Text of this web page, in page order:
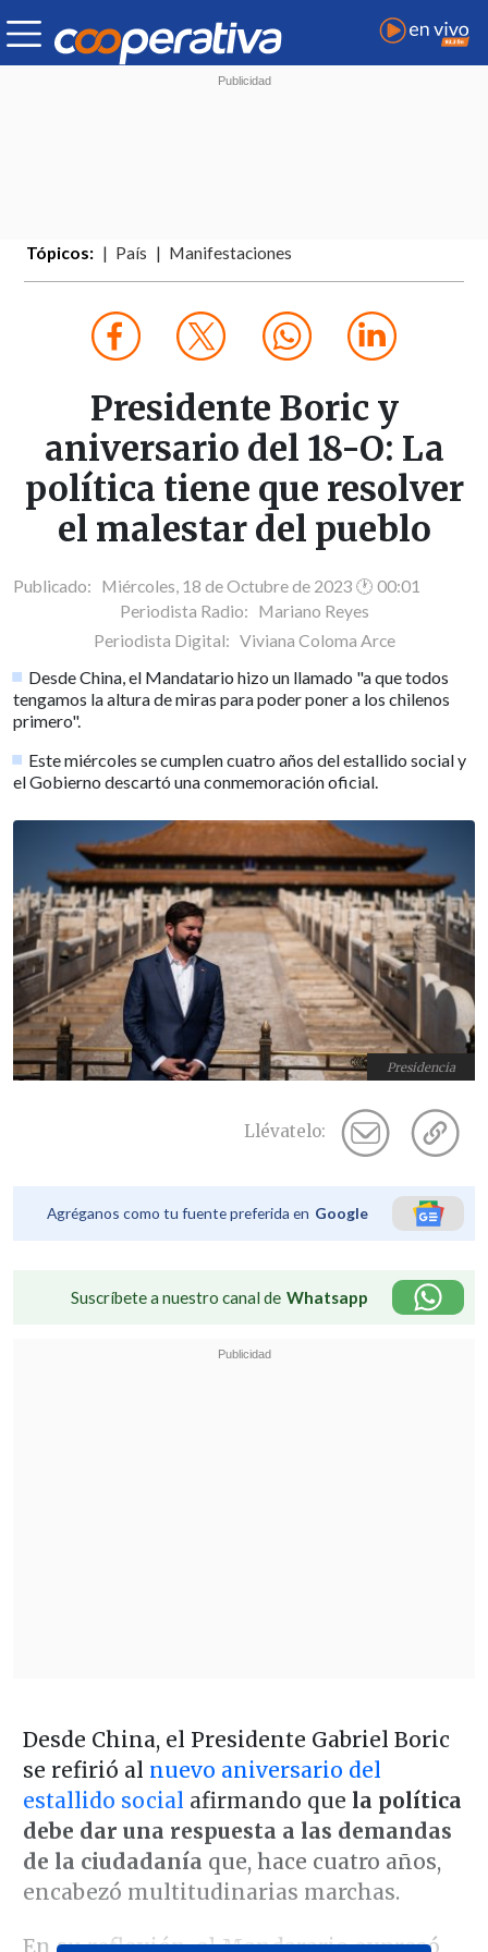
Tópicos: País Manifestaciones
Presidente Boric y
aniversario del 18-O: La
política tiene que resolver
el malestar del pueblo
Publicado: Miércoles, 18 de Octubre de 2023 🕐 00:01
Periodista Radio: Mariano Reyes
Periodista Digital: Viviana Coloma Arce
Desde China, el Mandatario hizo un llamado "a que todos
tengamos la altura de miras para poder poner a los chilenos
primero".
Este miércoles se cumplen cuatro años del estallido social y
el Gobierno descartó una conmemoración oficial.
Presidencia
Llévatelo:
Agréganos como tu fuente preferida en Google
Suscríbete a nuestro canal de Whatsapp
Desde China, el Presidente Gabriel Boric
se refirió al nuevo aniversario del
estallido social afirmando que la política
debe dar una respuesta a las demandas
de la ciudadanía que, hace cuatro años,
encabezó multitudinarias marchas.